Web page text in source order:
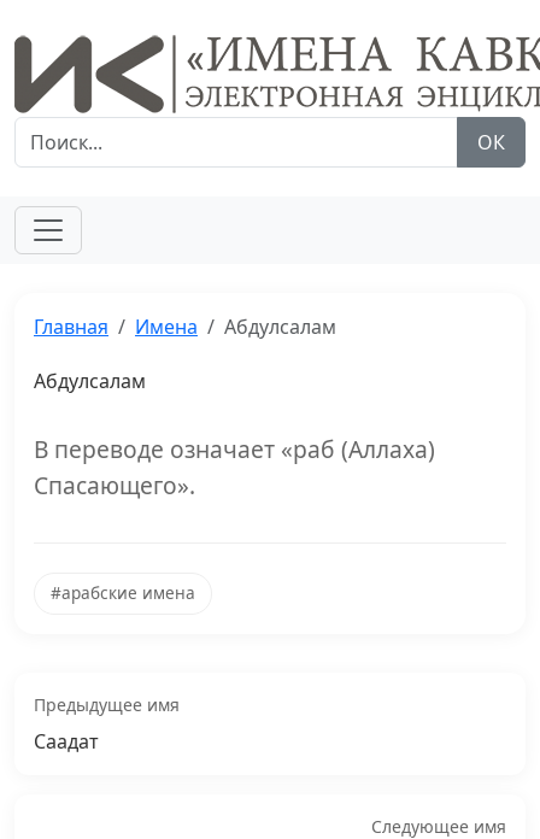
ОК
Главная Имена Абдулсалам
Абдулсалам
В переводе означает «раб (Аллаха)
Спасающего».
#арабские имена
Предыдущее имя
Саадат
Следующее имя